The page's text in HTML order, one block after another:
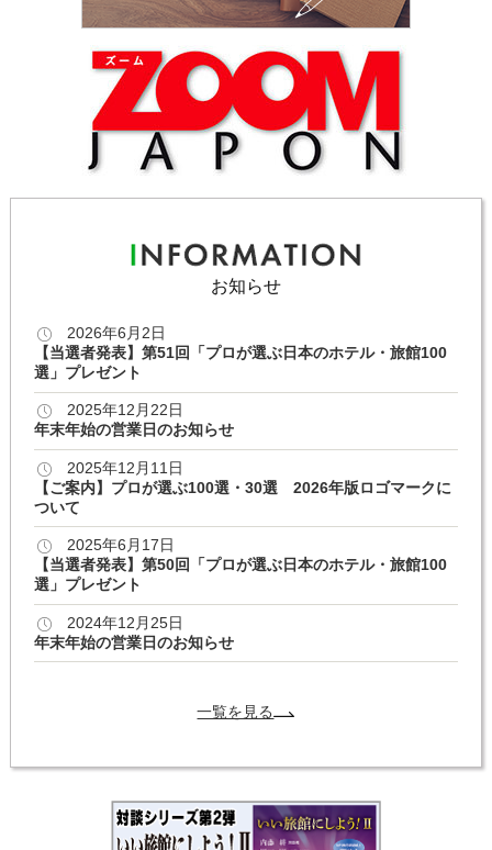
お知らせ
2026年6月2日
【当選者発表】第51回「プロが選ぶ日本のホテル・旅館100
選」プレゼント
2025年12月22日
年末年始の営業日のお知らせ
2025年12月11日
【ご案内】プロが選ぶ100選・30選 2026年版ロゴマークに
ついて
2025年6月17日
【当選者発表】第50回「プロが選ぶ日本のホテル・旅館100
選」プレゼント
2024年12月25日
年末年始の営業日のお知らせ
一覧を見る